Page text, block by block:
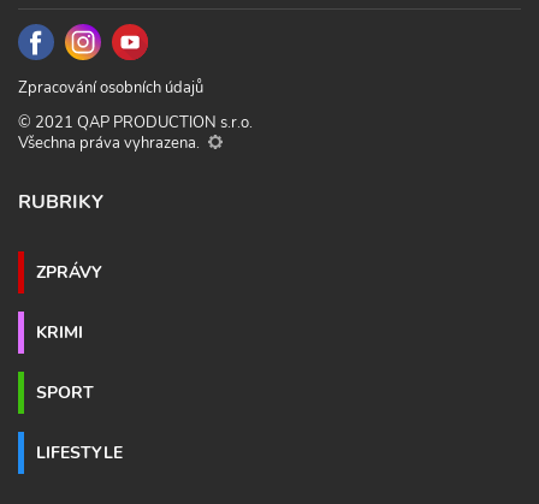
Zpracování osobních údajů
© 2021 QAP PRODUCTION s.r.o.
Všechna práva vyhrazena.
RUBRIKY
ZPRÁVY
KRIMI
SPORT
LIFESTYLE